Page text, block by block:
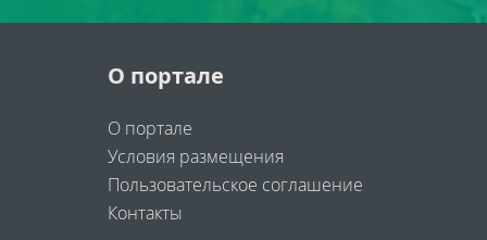
О портале
О портале
Условия размещения
Пользовательское соглашение
Контакты